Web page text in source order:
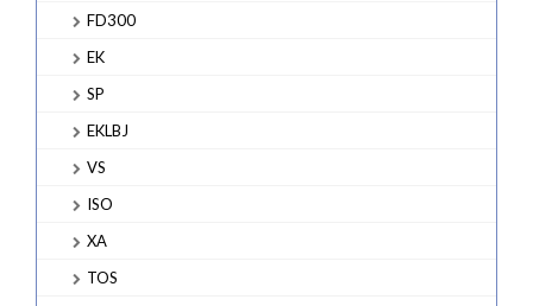
FD300
EK
SP
EKLBJ
VS
ISO
XA
TOS